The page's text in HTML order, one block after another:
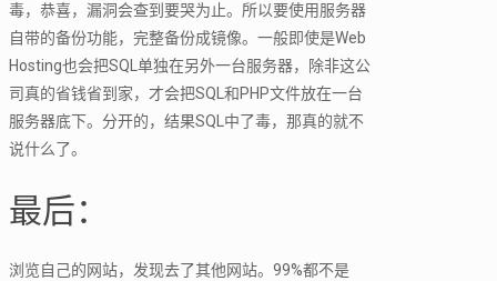
毒，恭喜，漏洞会查到要哭为止。所以要使用服务器
自带的备份功能，完整备份成镜像。一般即使是Web
Hosting也会把SQL单独在另外一台服务器，除非这公
司真的省钱省到家，才会把SQL和PHP文件放在一台
服务器底下。分开的，结果SQL中了毒，那真的就不
说什么了。
最后：
浏览自己的网站，发现去了其他网站。99%都不是